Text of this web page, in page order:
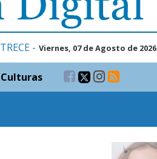
- Viernes, 07 de Agosto de 2026
Culturas